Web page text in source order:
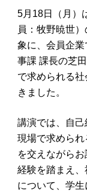
5月18日（月）
員：牧野暁世
象に、会員企業
事課 課長の芝
で求められる
きました。
講演では、自
現場で求めら
を交えながら
経験を踏まえ
について、学